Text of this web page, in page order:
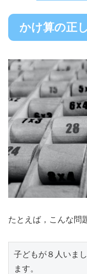
かけ算の正
たとえば，こんな問
子どもが８人いま
ます。